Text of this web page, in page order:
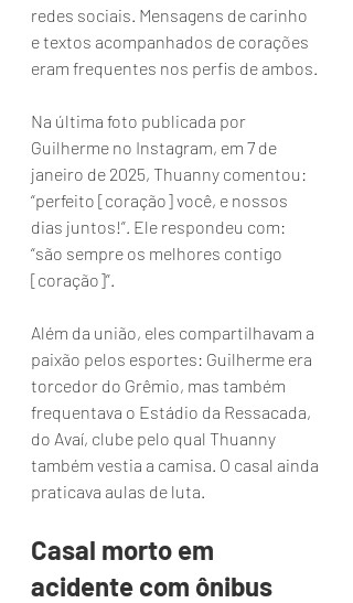
redes sociais. Mensagens de carinho
e textos acompanhados de corações
eram frequentes nos perfis de ambos.
Na última foto publicada por
Guilherme no Instagram, em 7 de
janeiro de 2025, Thuanny comentou:
“perfeito [coração] você, e nossos
dias juntos!”. Ele respondeu com:
“são sempre os melhores contigo
[coração]”.
Além da união, eles compartilhavam a
paixão pelos esportes: Guilherme era
torcedor do Grêmio, mas também
frequentava o Estádio da Ressacada,
do Avaí, clube pelo qual Thuanny
também vestia a camisa. O casal ainda
praticava aulas de luta.
Casal morto em
acidente com ônibus